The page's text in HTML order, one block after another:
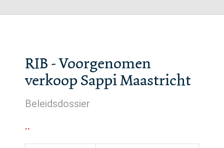
RIB - Voorgenomen
verkoop Sappi Maastricht
Beleidsdossier
..